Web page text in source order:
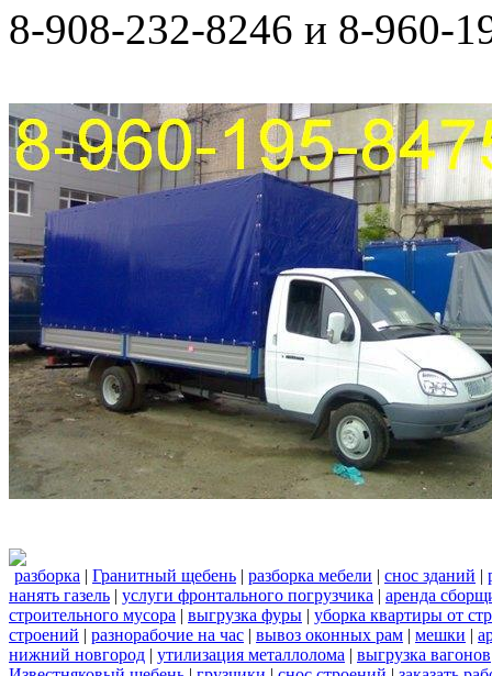
8-908-232-8246 и 8-960-
разборка | Гранитный щебень | разборка мебели | снос зданий |
нанять газель | услуги фронтального погрузчика | аренда
строительного мусора | выгрузка фуры | уборка квартиры от
строений | разнорабочие на час | вывоз оконных рам | мешки |
нижний новгород | утилизация металлолома | выгрузка вагонов